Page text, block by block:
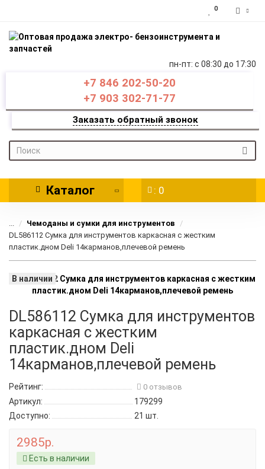
0
пн-пт: c 08:30 до 17:30
+7 846 202-50-20
+7 903 302-71-77
Заказать обратный звонок
Каталог : 0
...
Чемоданы и сумки для инструментов
DL586112 Сумка для инструментов каркасная с жестким
пластик.дном Deli 14карманов,плечевой ремень
В наличии
DL586112 Сумка для инструментов
каркасная с жестким
пластик.дном Deli
14карманов,плечевой ремень
Рейтинг: 0 отзывов
Артикул:
179299
Доступно:
21 шт.
2985р.
Есть в наличии